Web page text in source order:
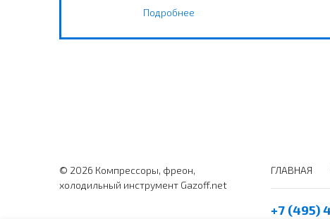
Подробнее
© 2026 Компрессоры, фреон,
холодильный инструмент Gazoff.net
ГЛАВНАЯ
+7 (495)